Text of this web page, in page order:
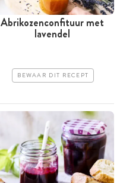
Abrikozenconfituur met
lavendel
BEWAAR DIT RECEPT